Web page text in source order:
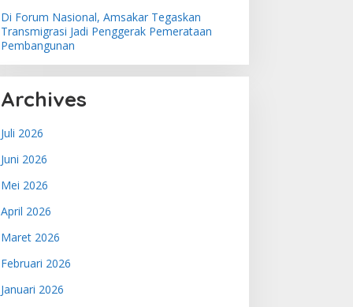
Di Forum Nasional, Amsakar Tegaskan
Transmigrasi Jadi Penggerak Pemerataan
Pembangunan
Archives
Juli 2026
Juni 2026
Mei 2026
April 2026
Maret 2026
Februari 2026
Januari 2026